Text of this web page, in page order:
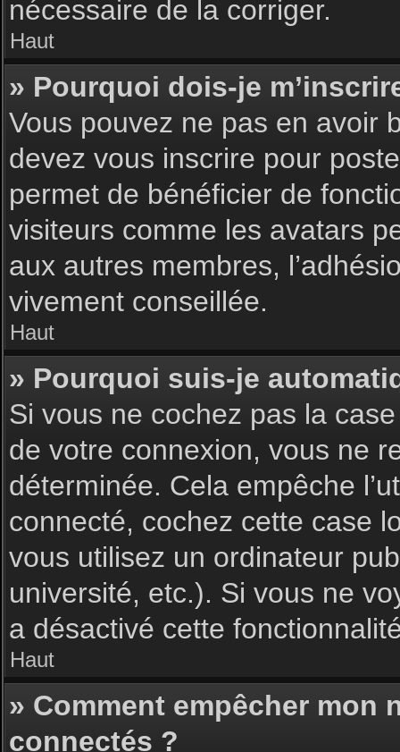
nécessaire de la corriger.
Haut
» Pourquoi dois-je
Vous pouvez ne pas en avoir
devez vous inscrire pour
permet de bénéficier de
visiteurs comme les avatars
aux autres membres,
vivement conseillée.
Haut
» Pourquoi suis-je
Si vous ne cochez pas la
de votre connexion, vous ne
déterminée. Cela empêche
connecté, cochez cette case
vous utilisez un ordinateur
université, etc.). Si vous ne
a désactivé cette
Haut
» Comment empêcher mon
connectés ?